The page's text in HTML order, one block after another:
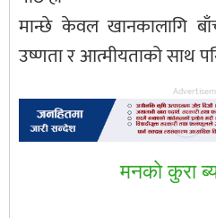
मान्छे केवल खानकालागि
उष्णता र आत्मीयताको साथ
मनकाे कुरा